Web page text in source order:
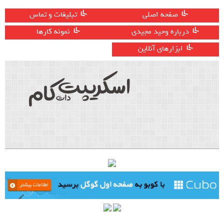
صفحه اصلی
تبلیغات و تماس
درباره وحید مجیدی
نمونه کارها
ابزارهای آنلاین